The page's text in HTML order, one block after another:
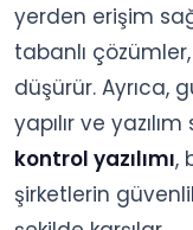
yerden erişim
tabanlı
düşürür. Ayrıca,
yapılır ve
kontrol yazılımı,
şirketlerin